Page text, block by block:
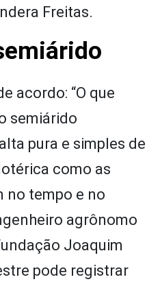
Freitas.
acordo: “O que
semiárido
pura e simples de
como as
no tempo e no
agrônomo
Joaquim
pode registrar